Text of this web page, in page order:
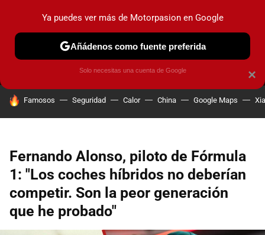
MENÚ NUEVO
COCHES ELÉCTRICOS OBSERVATORIO
HOY SE HABLA DE
Famosos Seguridad Calor China Google Maps
Fernando Alonso, piloto de Fórmula
1: "Los coches híbridos no deberían
competir. Son la peor generación
que he probado"
×
Ya puedes ver más de Motorpasion en Google
Añádenos como fuente preferida
Solo necesitas una cuenta de Google